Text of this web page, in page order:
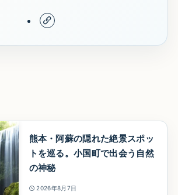
熊本・阿蘇の隠れた絶景スポッ
トを巡る。小国町で出会う自然
の神秘
2026年8月7日